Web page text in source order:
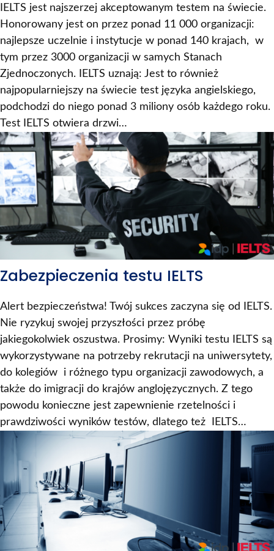
IELTS jest najszerzej akceptowanym testem na świecie.
Honorowany jest on przez ponad 11 000 organizacji:
najlepsze uczelnie i instytucje w ponad 140 krajach, w
tym przez 3000 organizacji w samych Stanach
Zjednoczonych. IELTS uznają: Jest to również
najpopularniejszy na świecie test języka angielskiego,
podchodzi do niego ponad 3 miliony osób każdego roku.
Test IELTS otwiera drzwi…
Zabezpieczenia testu IELTS
Alert bezpieczeństwa! Twój sukces zaczyna się od IELTS.
Nie ryzykuj swojej przyszłości przez próbę
jakiegokolwiek oszustwa. Prosimy: Wyniki testu IELTS są
wykorzystywane na potrzeby rekrutacji na uniwersytety,
do kolegiów i różnego typu organizacji zawodowych, a
także do imigracji do krajów anglojęzycznych. Z tego
powodu konieczne jest zapewnienie rzetelności i
prawdziwości wyników testów, dlatego też IELTS…